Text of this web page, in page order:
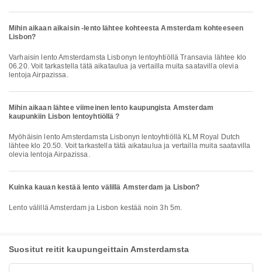
Mihin aikaan aikaisin -lento lähtee kohteesta Amsterdam kohteeseen
Lisbon?
Varhaisin lento Amsterdamsta Lisbonyn lentoyhtiöllä Transavia lähtee klo
06.20. Voit tarkastella tätä aikataulua ja vertailla muita saatavilla olevia
lentoja Airpazissa.
Mihin aikaan lähtee viimeinen lento kaupungista Amsterdam
kaupunkiin Lisbon lentoyhtiöllä ?
Myöhäisin lento Amsterdamsta Lisbonyn lentoyhtiöllä KLM Royal Dutch
lähtee klo 20.50. Voit tarkastella tätä aikataulua ja vertailla muita saatavilla
olevia lentoja Airpazissa.
Kuinka kauan kestää lento välillä Amsterdam ja Lisbon?
Lento välillä Amsterdam ja Lisbon kestää noin 3h 5m.
Suositut reitit kaupungeittain Amsterdamsta